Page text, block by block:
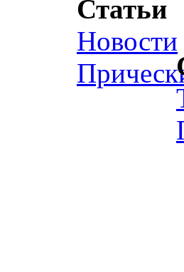
Статьи
Новости